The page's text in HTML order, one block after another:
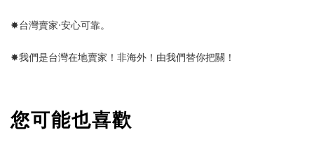
✸台灣賣家‧安心可靠。
✸我們是台灣在地賣家！非海外！由我們替你把關！
您可能也喜歡